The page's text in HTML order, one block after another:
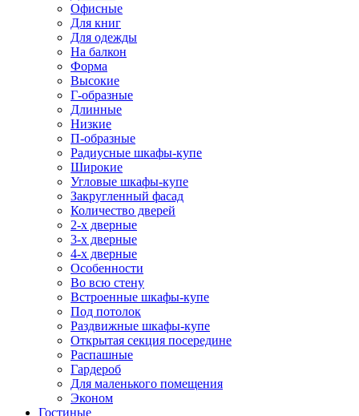
Офисные
Для книг
Для одежды
На балкон
Форма
Высокие
Г-образные
Длинные
Низкие
П-образные
Радиусные шкафы-купе
Широкие
Угловые шкафы-купе
Закругленный фасад
Количество дверей
2-х дверные
3-х дверные
4-х дверные
Особенности
Во всю стену
Встроенные шкафы-купе
Под потолок
Раздвижные шкафы-купе
Открытая секция посередине
Распашные
Гардероб
Для маленького помещения
Эконом
Гостиные